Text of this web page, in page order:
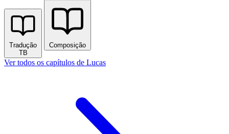
Tradução
TB
Composição
Ver todos os capítulos de Lucas